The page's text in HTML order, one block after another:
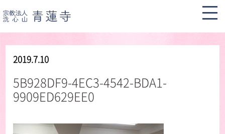
2019.7.10
5B928DF9-4EC3-4542-BDA1-
9909ED629EE0